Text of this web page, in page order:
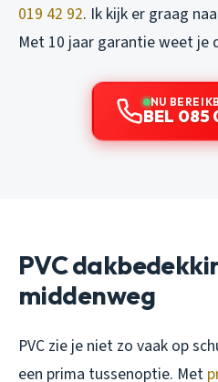
019 42 92. Ik kijk er graag
Met 10 jaar garantie weet je
NU
BEL 085
PVC
middenweg
PVC zie je niet zo vaak op
een prima tussenoptie. Met